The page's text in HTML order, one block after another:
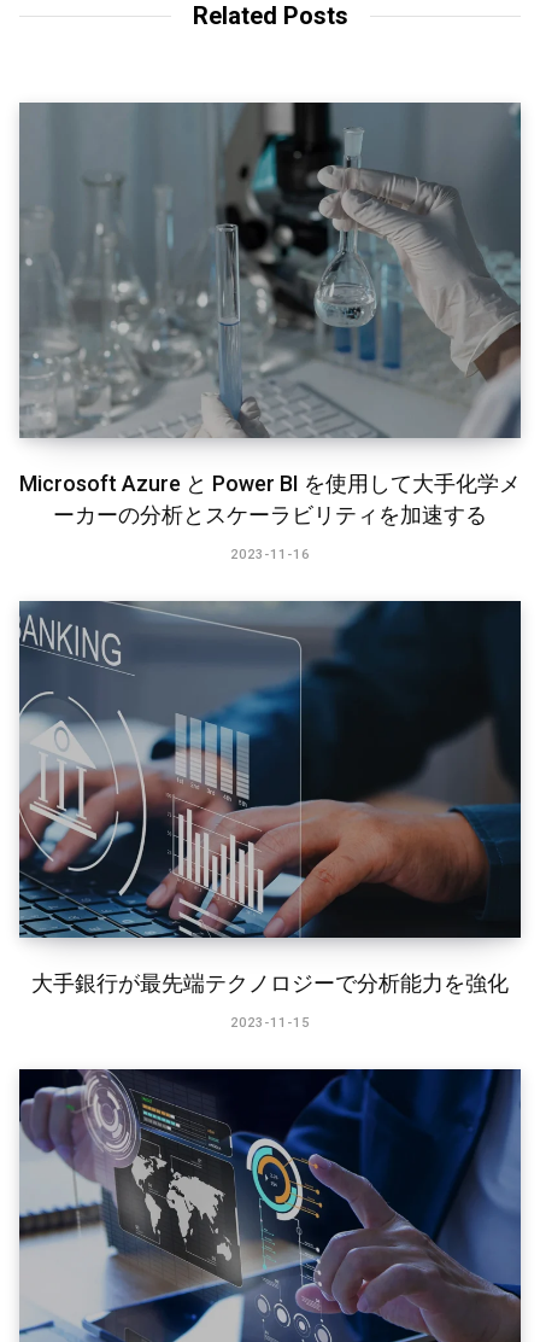
Related Posts
Microsoft Azure と Power BI を使用して大手化学メ
ーカーの分析とスケーラビリティを加速する
2023-11-16
大手銀行が最先端テクノロジーで分析能力を強化
2023-11-15